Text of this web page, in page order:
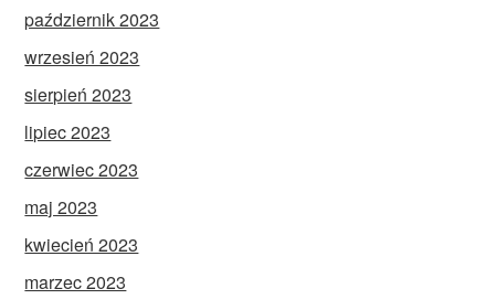
październik 2023
wrzesień 2023
sierpień 2023
lipiec 2023
czerwiec 2023
maj 2023
kwiecień 2023
marzec 2023